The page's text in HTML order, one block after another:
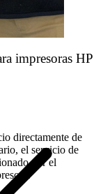
impresoras HP
directamente de
el servicio de
por el